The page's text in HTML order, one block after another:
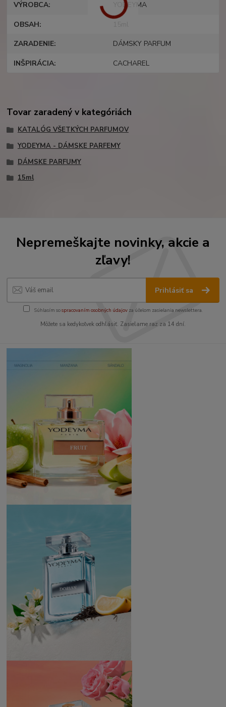
VÝROBCA YODEYMA
OBSAH
ZARADENIE DÁMSKY PARFUM
INŠPIRÁCIA CACHAREL
Tovar zaradený v kategóriách
KATALÓG VŠETKÝCH PARFUMOV
YODEYMA - DÁMSKE PARFEMY
DÁMSKE PARFUMY
15ml
Nepremeškajte novinky, akcie a
zľavy!
Prihlásiť sa
Súhlasím sospracovaním osobných údajov za účelom zasielania newslettera.
Môžete sa kedykoľvek odhlásiť. Zasielame raz za 14 dní.